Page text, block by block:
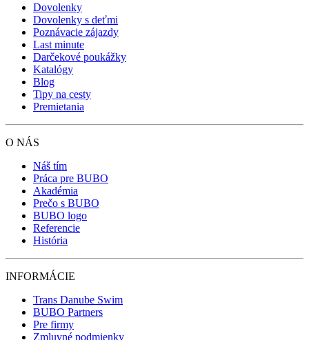
Dovolenky
Dovolenky s deťmi
Poznávacie zájazdy
Last minute
Darčekové poukážky
Katalógy
Blog
Tipy na cesty
Premietania
O NÁS
Náš tím
Práca pre BUBO
Akadémia
Prečo s BUBO
BUBO logo
Referencie
História
INFORMÁCIE
Trans Danube Swim
BUBO Partners
Pre firmy
Zmluvné podmienky